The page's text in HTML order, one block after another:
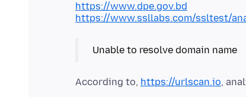
https://www.dpe.gov.bd
https://www.ssllabs.com/ssltest/
According to, https://urlscan.io